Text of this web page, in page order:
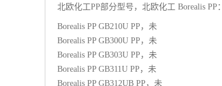
北欧化工PP部分型号，北欧化工 Borealis PP：
Borealis PP GB210U PP ，未
Borealis PP GB300U PP ，未
Borealis PP GB303U PP ，未
Borealis PP GB311U PP ，未
Borealis PP GB312UB PP ，未